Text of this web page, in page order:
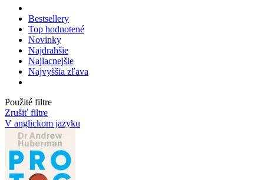
Bestsellery
Top hodnotené
Novinky
Najdrahšie
Najlacnejšie
Najvyššia zľava
Použité filtre
Zrušiť filtre
V anglickom jazyku